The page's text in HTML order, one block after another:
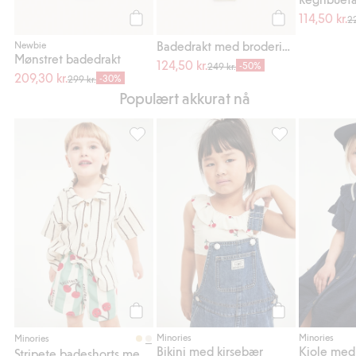
Newbie
Mønstret badedrakt
209,30 kr.299 kr. -30%
124,50 kr.249 kr. -50%
114,50 kr.
Populært akkurat nå
Minories
Stripete badeshorts med kirsebær, Legg
Legg til
Minories
Bikini med kirsebær
Bikini med
Minories
Kjole